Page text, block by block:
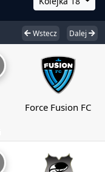
Wstecz Dalej
Force Fusion FC